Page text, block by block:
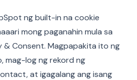
ng built-in na cookie
mong paganahin mula sa
& Consent. Magpapakita ito ng
mag-log ng rekord ng
at igagalang ang isang